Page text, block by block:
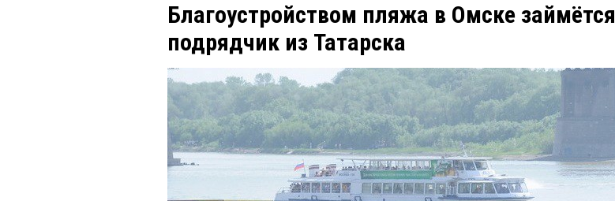
Благоустройством пляжа в Омске займётся
подрядчик из Татарска